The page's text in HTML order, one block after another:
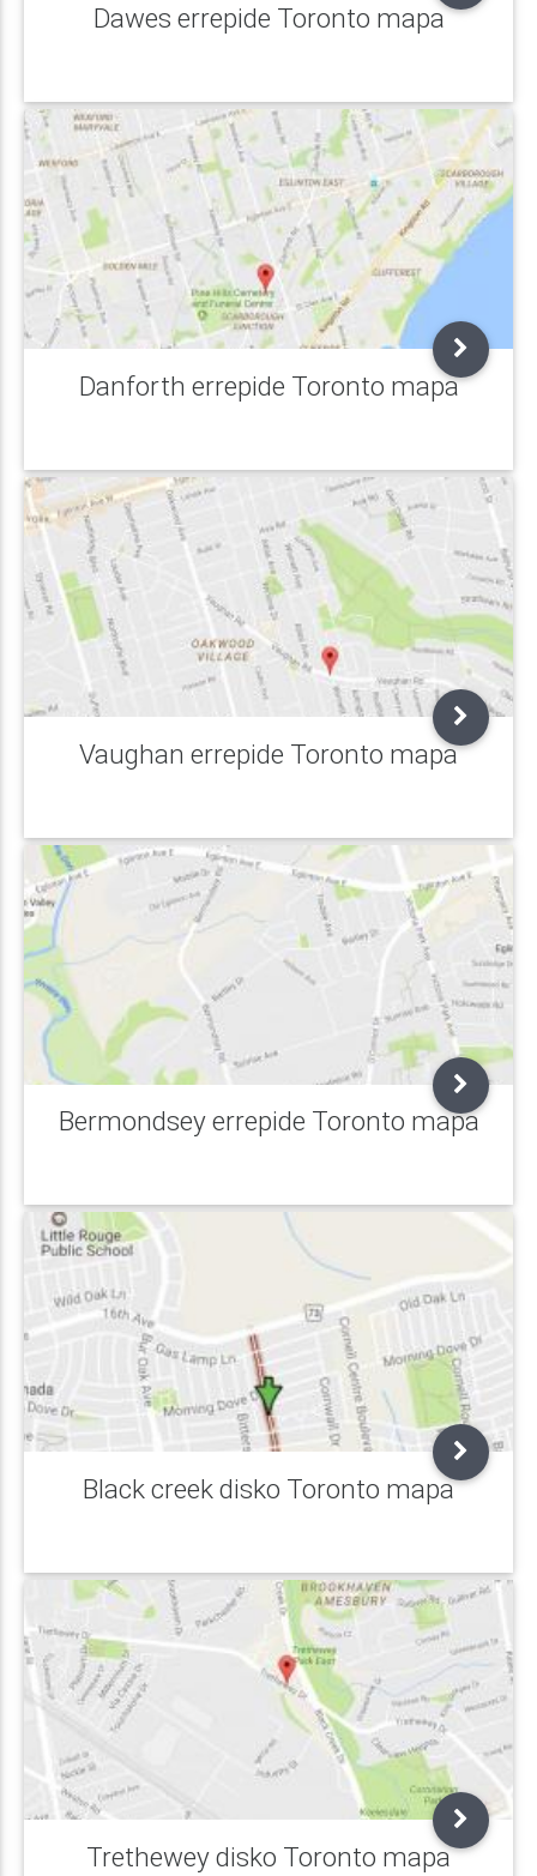
Dawes errepide Toronto mapa
Danforth errepide Toronto mapa
Vaughan errepide Toronto mapa
Bermondsey errepide Toronto mapa
Black creek disko Toronto mapa
Trethewey disko Toronto mapa